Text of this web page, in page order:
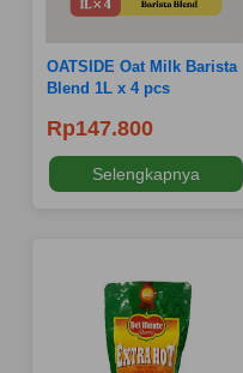
OATSIDE Oat Milk Barista
Blend 1L x 4 pcs
Rp147.800
Selengkapnya